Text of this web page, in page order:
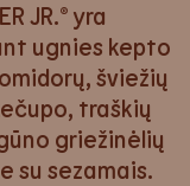
JR.® yra
ugnies kepto
šviežių
traškių
griežinėlių
su sezamais.